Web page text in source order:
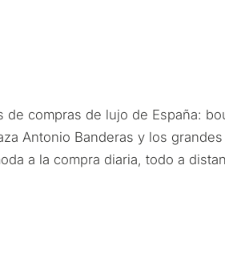
compras de lujo de España:
Antonio Banderas y los
a la compra diaria, todo a